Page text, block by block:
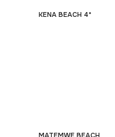
KENA BEACH 4*
MATEMWE BEACH